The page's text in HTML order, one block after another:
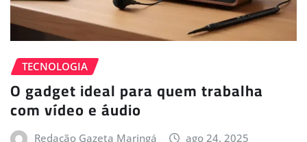
TECNOLOGIA
O gadget ideal para quem trabalha
com vídeo e áudio
Redação Gazeta Maringá ago 24, 2025